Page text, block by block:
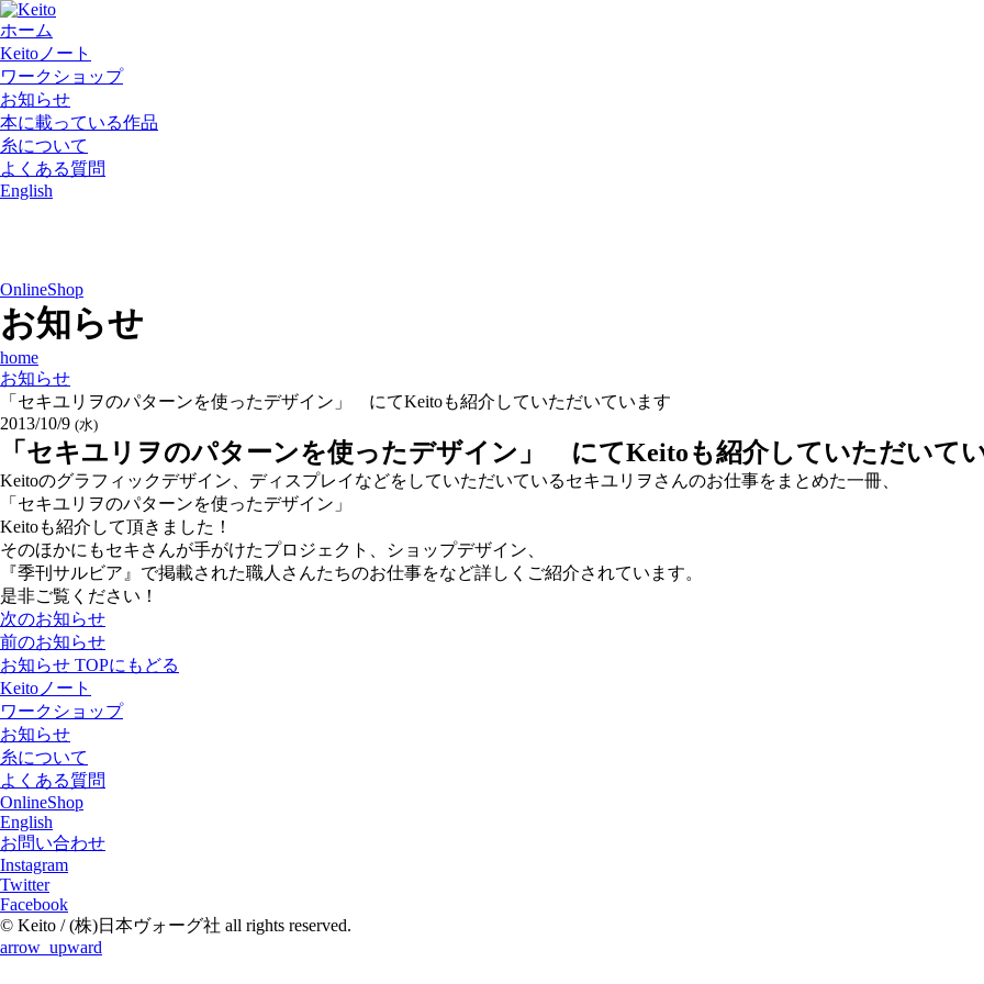
ホーム
Keitoノート
ワークショップ
お知らせ
本に載っている作品
糸について
よくある質問
English
OnlineShop
お知らせ
home
お知らせ
「セキユリヲのパターンを使ったデザイン」 にてKeitoも紹介していただいています
2013/10/9 (水)
「セキユリヲのパターンを使ったデザイン」 にてKeitoも紹介していただいて
Keitoのグラフィックデザイン、ディスプレイなどをしていただいているセキユリヲさんのお仕事をまとめた一冊、
「セキユリヲのパターンを使ったデザイン」
Keitoも紹介して頂きました！
そのほかにもセキさんが手がけたプロジェクト、ショップデザイン、
『季刊サルビア』で掲載された職人さんたちのお仕事をなど詳しくご紹介されています。
是非ご覧ください！
次のお知らせ
前のお知らせ
お知らせ TOPにもどる
Keitoノート
ワークショップ
お知らせ
糸について
よくある質問
OnlineShop
English
お問い合わせ
Instagram
Twitter
Facebook
© Keito / (株)日本ヴォーグ社 all rights reserved.
arrow_upward